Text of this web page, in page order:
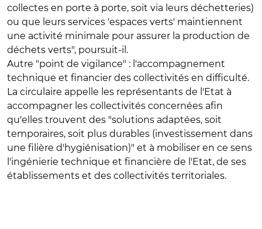
collectes en porte à porte, soit via leurs déchetteries)
ou que leurs services 'espaces verts' maintiennent
une activité minimale pour assurer la production de
déchets verts", poursuit-il.
Autre "point de vigilance" : l'accompagnement
technique et financier des collectivités en difficulté.
La circulaire appelle les représentants de l'Etat à
accompagner les collectivités concernées afin
qu'elles trouvent des "solutions adaptées, soit
temporaires, soit plus durables (investissement dans
une filière d'hygiénisation)" et à mobiliser en ce sens
l'ingénierie technique et financière de l'Etat, de ses
établissements et des collectivités territoriales.